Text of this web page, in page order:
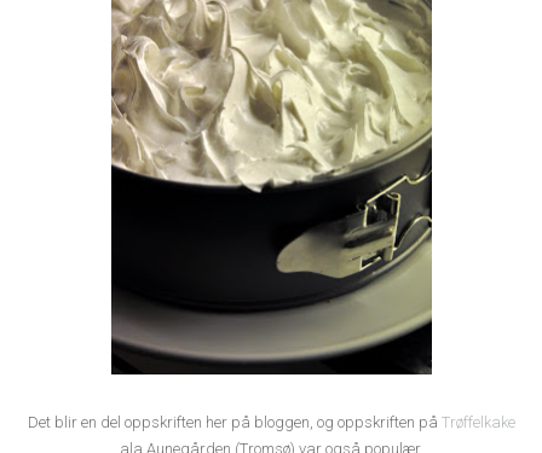
Det blir en del oppskriften her på bloggen, og oppskriften på Trøffelkake
ala Aunegården (Tromsø) var også populær.